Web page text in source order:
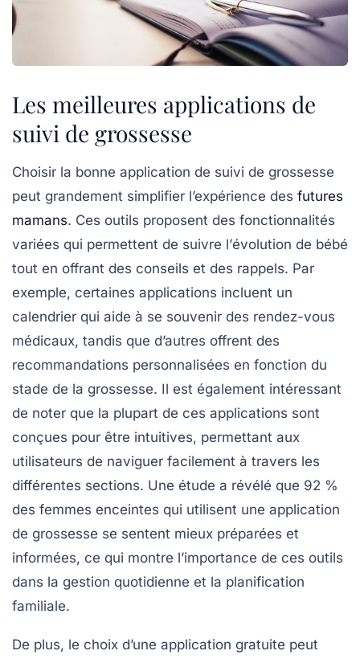
Les meilleures applications de
suivi de grossesse
Choisir la bonne application de suivi de grossesse
peut grandement simplifier l’expérience des futures
mamans. Ces outils proposent des fonctionnalités
variées qui permettent de suivre l’évolution de bébé
tout en offrant des conseils et des rappels. Par
exemple, certaines applications incluent un
calendrier qui aide à se souvenir des rendez-vous
médicaux, tandis que d’autres offrent des
recommandations personnalisées en fonction du
stade de la grossesse. Il est également intéressant
de noter que la plupart de ces applications sont
conçues pour être intuitives, permettant aux
utilisateurs de naviguer facilement à travers les
différentes sections. Une étude a révélé que 92 %
des femmes enceintes qui utilisent une application
de grossesse se sentent mieux préparées et
informées, ce qui montre l’importance de ces outils
dans la gestion quotidienne et la planification
familiale.
De plus, le choix d’une application gratuite peut